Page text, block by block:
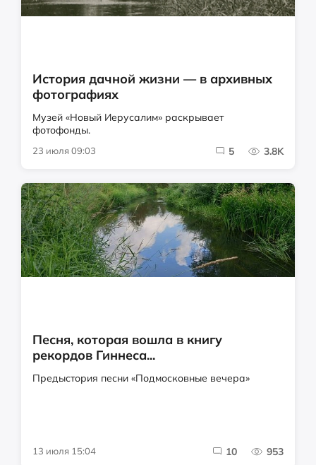
История дачной жизни — в архивных
фотографиях
Музей «Новый Иерусалим» раскрывает
фотофонды.
23 июля 09:03 5 3.8K
Песня, которая вошла в книгу
рекордов Гиннеса...
Предыстория песни «Подмосковные вечера»
13 июля 15:04 10 953